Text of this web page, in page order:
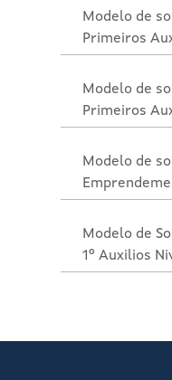
Modelo de
Primeiros
Modelo de
Primeiros
Modelo de
Modelo de
1º Auxilios